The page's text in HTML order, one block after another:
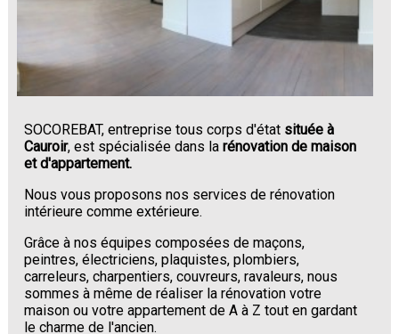
SOCOREBAT, entreprise tous corps d'état située à
Cauroir, est spécialisée dans larénovation de maison
et d'appartement.
Nous vous proposons nos services de rénovation
intérieure comme extérieure.
Grâce à nos équipes composées de maçons,
peintres, électriciens, plaquistes, plombiers,
carreleurs, charpentiers, couvreurs, ravaleurs, nous
sommes à même de réaliser la rénovation votre
maison ou votre appartement de A à Z tout en gardant
le charme de l'ancien.